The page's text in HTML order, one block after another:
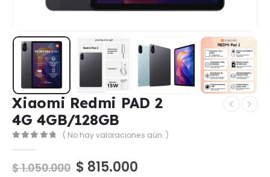
Xiaomi Redmi PAD 2
4G 4GB/128GB
( No hay valoraciones aún. )
$1.050.000 $ 815.000